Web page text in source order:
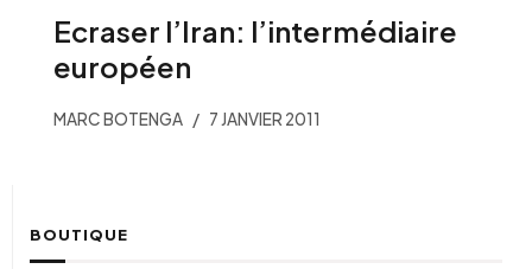
Ecraser l’Iran: l’intermédiaire
européen
MARC BOTENGA 7 JANVIER 2011
BOUTIQUE